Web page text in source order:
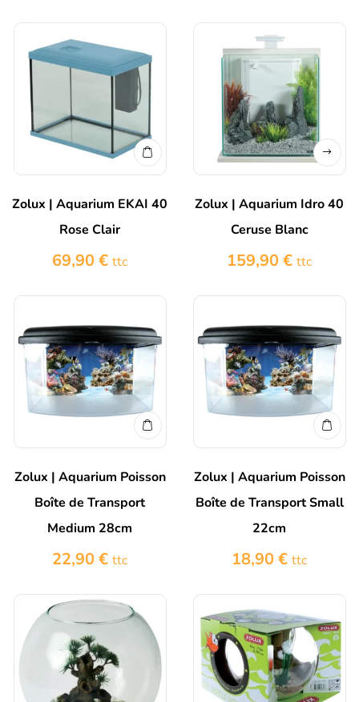
Zolux | Aquarium EKAI 40
Rose Clair
69,90€ ttc
Zolux | Aquarium Idro 40
Ceruse Blanc
159,90€ ttc
Zolux | Aquarium Poisson
Boîte de Transport
Medium 28cm
22,90€ ttc
Zolux | Aquarium Poisson
Boîte de Transport Small
22cm
18,90€ ttc